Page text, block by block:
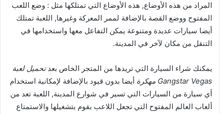
المراد من هذه الأوضاع, هذه الأوضاع التي تمتلكها مثل : وضع اللعب
المفتوح ووضع القصة بالإضافة لممر المعركة وغيرها, اللعبة تمتلك
أيضا سيارات عديدة ومتنوعة يمكن التفاعل معها واستخدامها في
التنقل من مكان لآخر في المدينة.
يمكنك شراء السيارة التي تريدها من المتجر الخاص بعدتحميل لعبة
Gangstar Vegas مهكرة
أيضا بدون قيود بالإضافة لإمكانية استخدام
أي سيارة من السيارات التي تسير في شوارع المدينة, اللعبة تعد من
ألعاب العالم المفتوح التي تجعل اللاعب بقوم بتشغيلها والاستمتاع